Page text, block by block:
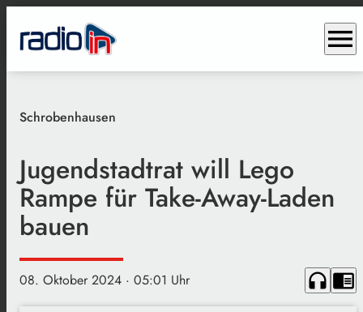
menu
Schrobenhausen
Jugendstadtrat will Lego
Rampe für Take-Away-Laden
bauen
08. Oktober 2024 · 05:01 Uhr headphones chrome_reader_mode